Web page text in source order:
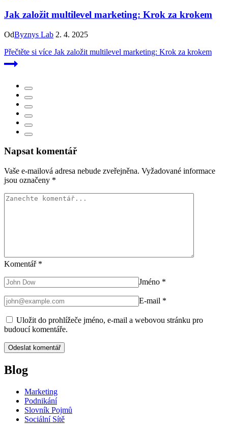
Jak založit multilevel marketing: Krok za krokem
OdByznys Lab 2. 4. 2025
Přečtěte si více Jak založit multilevel marketing: Krok za krokem
Napsat komentář
Vaše e-mailová adresa nebude zveřejněna. Vyžadované informace
jsou označeny *
Komentář *
Jméno *
E-mail *
Uložit do prohlížeče jméno, e-mail a webovou stránku pro
budoucí komentáře.
Blog
Marketing
Podnikání
Slovník Pojmů
Sociální Sítě